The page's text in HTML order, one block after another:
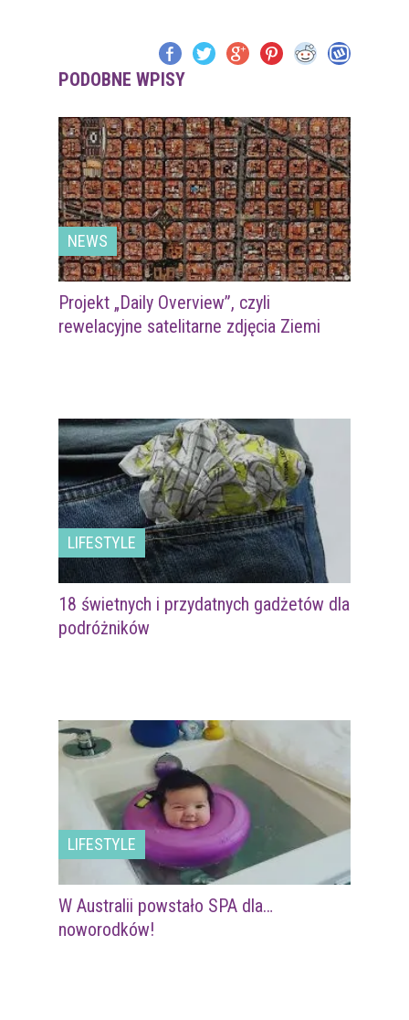
PODOBNE WPISY
NEWS
Projekt „Daily Overview”, czyli
rewelacyjne satelitarne zdjęcia Ziemi
LIFESTYLE
18 świetnych i przydatnych gadżetów dla
podróżników
LIFESTYLE
W Australii powstało SPA dla…
noworodków!